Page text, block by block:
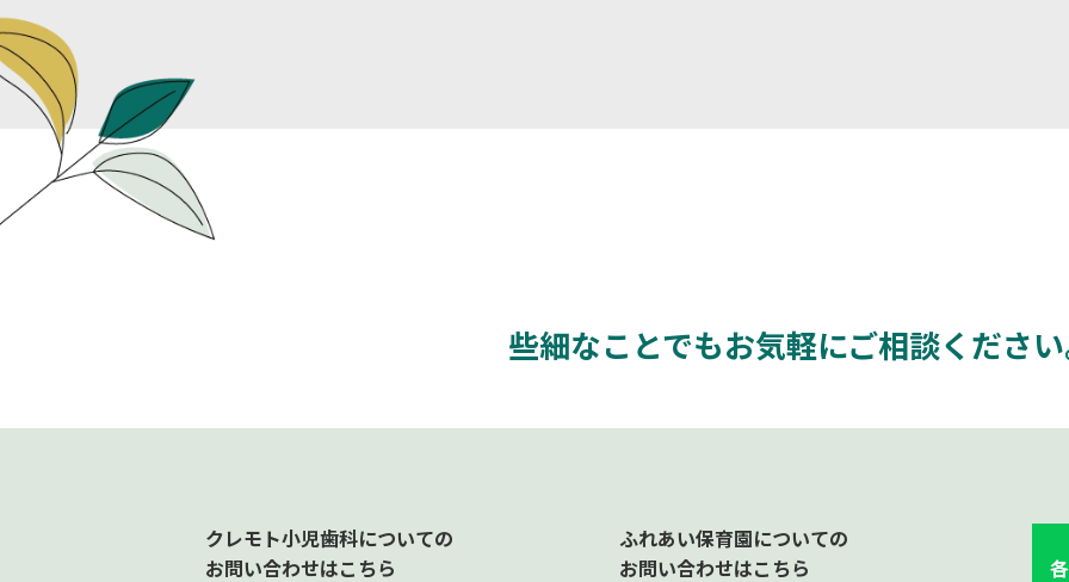
些細なことでもお気軽にご相談くださ
クレモト小児歯科についての
お問い合わせはこちら
ふれあい保育園についての
お問い合わせはこちら